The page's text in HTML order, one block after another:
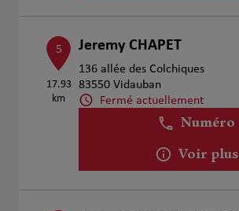
5
17.93
km
Jeremy CHAPET
136 allée des Colchiques
83550 Vidauban
Fermé actuellement
Numéro
Voir plus